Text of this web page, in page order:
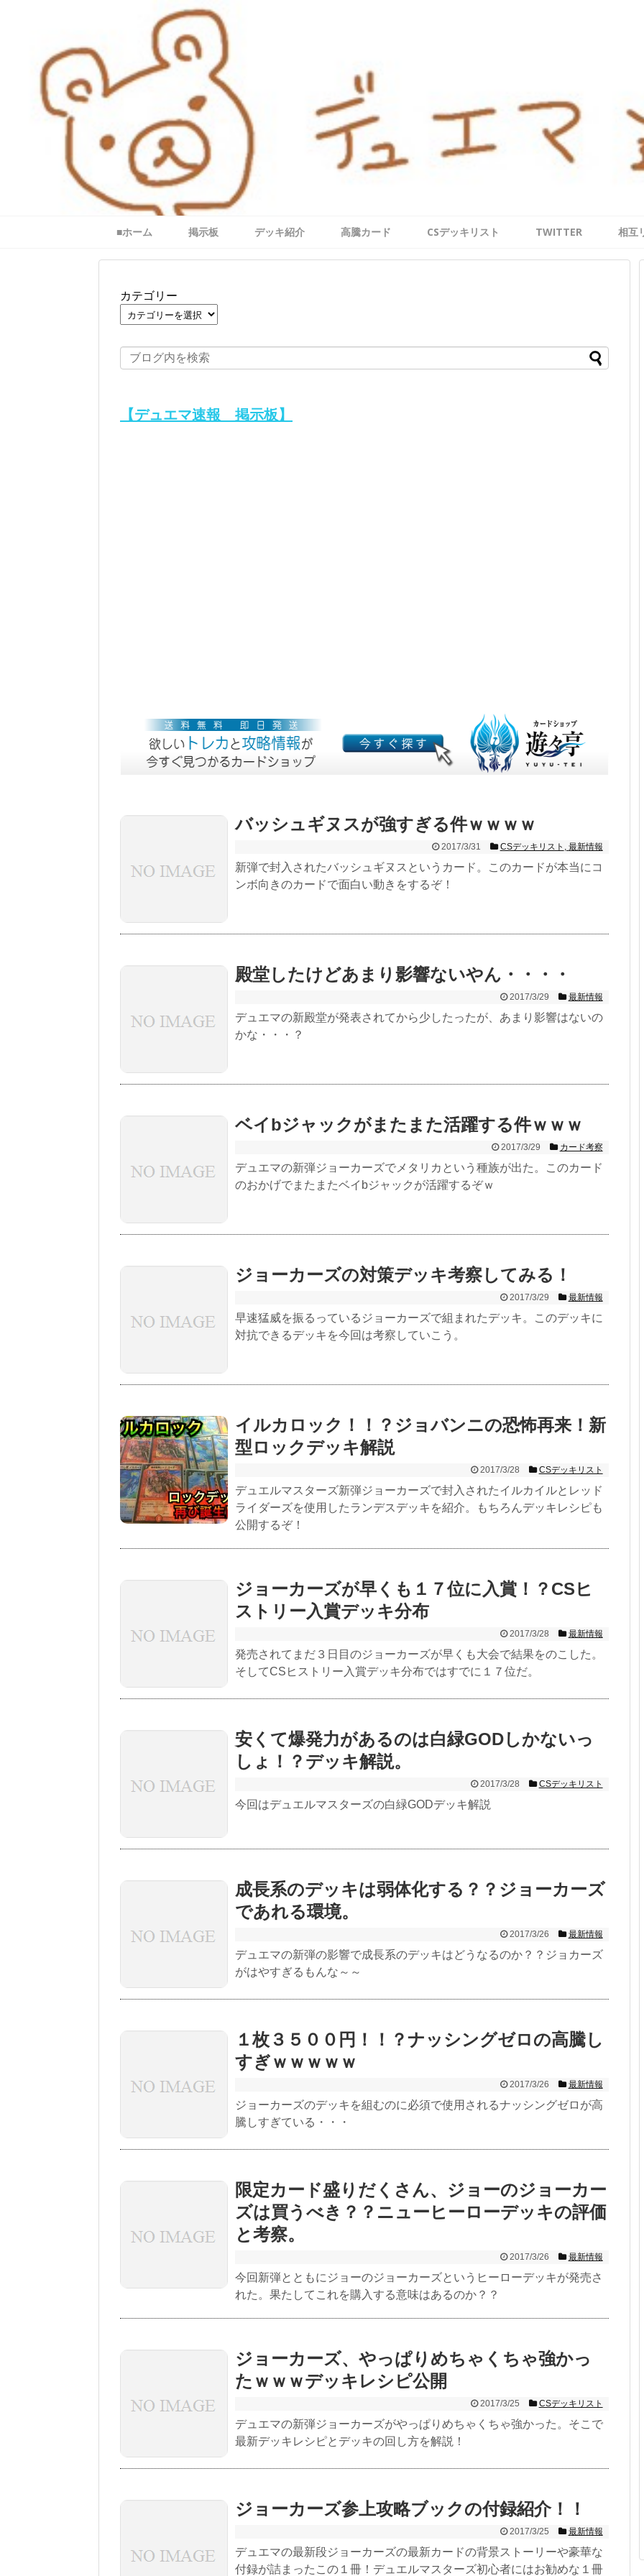
■ホーム 掲示板 デッキ紹介 高騰カード CSデッキリスト TWITTER 相互
カテゴリー
【デュエマ速報 掲示板】
バッシュギヌスが強すぎる件ｗｗｗｗ
2017/3/31 CSデッキリスト , 最新情報
新弾で封入されたバッシュギヌスというカード。このカードが本当にコ
ンボ向きのカードで面白い動きをするぞ！
殿堂したけどあまり影響ないやん・・・・
2017/3/29 最新情報
デュエマの新殿堂が発表されてから少したったが、あまり影響はないの
かな・・・？
ベイbジャックがまたまた活躍する件ｗｗｗ
2017/3/29 カード考察
デュエマの新弾ジョーカーズでメタリカという種族が出た。このカード
のおかげでまたまたベイbジャックが活躍するぞｗ
ジョーカーズの対策デッキ考察してみる！
2017/3/29 最新情報
早速猛威を振るっているジョーカーズで組まれたデッキ。このデッキに
対抗できるデッキを今回は考察していこう。
イルカロック！！？ジョバンニの恐怖再来！新
型ロックデッキ解説
2017/3/28 CSデッキリスト
デュエルマスターズ新弾ジョーカーズで封入されたイルカイルとレッド
ライダーズを使用したランデスデッキを紹介。もちろんデッキレシピも
公開するぞ！
ジョーカーズが早くも１７位に入賞！？CSヒ
ストリー入賞デッキ分布
2017/3/28 最新情報
発売されてまだ３日目のジョーカーズが早くも大会で結果をのこした。
そしてCSヒストリー入賞デッキ分布ではすでに１７位だ。
安くて爆発力があるのは白緑GODしかないっ
しょ！？デッキ解説。
2017/3/28 CSデッキリスト
今回はデュエルマスターズの白緑GODデッキ解説
成長系のデッキは弱体化する？？ジョーカーズ
であれる環境。
2017/3/26 最新情報
デュエマの新弾の影響で成長系のデッキはどうなるのか？？ジョカーズ
がはやすぎるもんな～～
１枚３５００円！！？ナッシングゼロの高騰し
すぎｗｗｗｗｗ
2017/3/26 最新情報
ジョーカーズのデッキを組むのに必須で使用されるナッシングゼロが高
騰しすぎている・・・
限定カード盛りだくさん、ジョーのジョーカー
ズは買うべき？？ニューヒーローデッキの評価
と考察。
2017/3/26 最新情報
今回新弾とともにジョーのジョーカーズというヒーローデッキが発売さ
れた。果たしてこれを購入する意味はあるのか？？
ジョーカーズ、やっぱりめちゃくちゃ強かっ
たｗｗｗデッキレシピ公開
2017/3/25 CSデッキリスト
デュエマの新弾ジョーカーズがやっぱりめちゃくちゃ強かった。そこで
最新デッキレシピとデッキの回し方を解説！
ジョーカーズ参上攻略ブックの付録紹介！！
2017/3/25 最新情報
デュエマの最新段ジョーカーズの最新カードの背景ストーリーや豪華な
付録が詰まったこの１冊！デュエルマスターズ初心者にはお勧めな１冊